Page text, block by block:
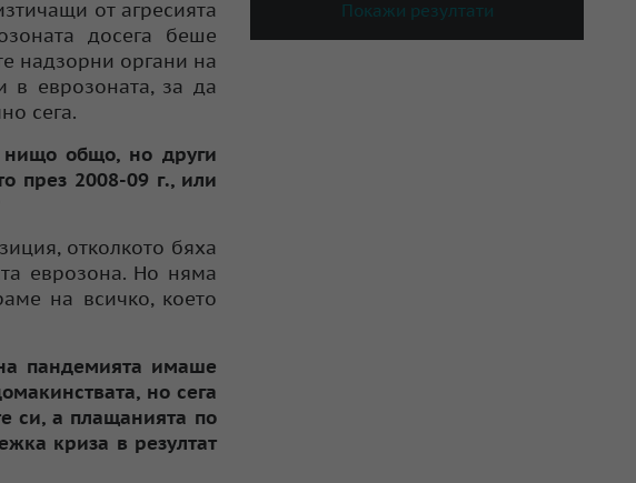
от агресията
досега беше
надзорни органи на
в еврозоната, за да
сега.
нищо общо, но други
през 2008-09 г., или
отколкото бяха
еврозона. Но няма
на всичко, което
пандемията имаше
но сега
си, а плащанията по
криза в резултат
Покажи резултати